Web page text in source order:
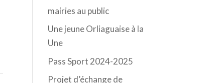
mairies au public
Une jeune Orliaguaise à la
Une
Pass Sport 2024-2025
Projet d’échange de